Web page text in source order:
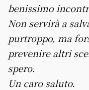
benissimo
Non servirà a
purtroppo, ma
prevenire altri
spero.
Un caro saluto.